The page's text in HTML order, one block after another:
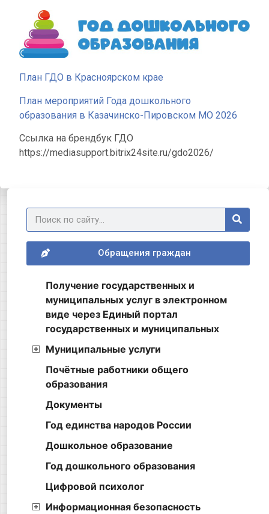
План ГДО в Красноярском крае
План мероприятий Года дошкольного
образования в Казачинско-Пировском МО 2026
Ссылка на брендбук ГДО
https://mediasupport.bitrix24site.ru/gdo2026/
Обращения граждан
Получение государственных и
муниципальных услуг в электронном
виде через Единый портал
государственных и муниципальных
Муниципальные услуги
Почётные работники общего
образования
Документы
Год единства народов России
Дошкольное образование
Год дошкольного образования
Цифровой психолог
Информационная безопасность